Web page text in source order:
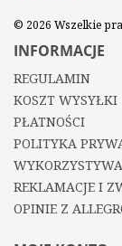
© 2026 Wszelkie
INFORMACJE
REGULAMIN
KOSZT WYSYŁKI
PŁATNOŚCI
POLITYKA
REKLAMACJE I
OPINIE Z